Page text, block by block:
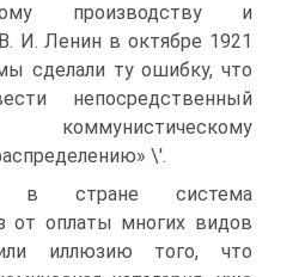
производству и
И. Ленин в октябре 1921
сделали ту ошибку, что
непосредственный
\'.
в стране система
от оплаты многих видов
иллюзию того, что